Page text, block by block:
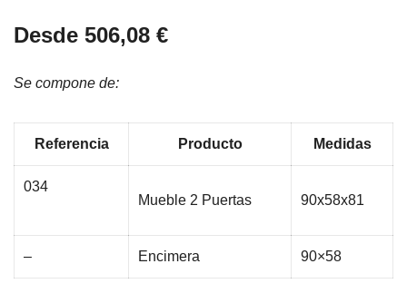
Desde 506,08 €
Se compone de:
Referencia Producto Medidas
034
Mueble 2 Puertas
90x58x81
– Encimera 90×58